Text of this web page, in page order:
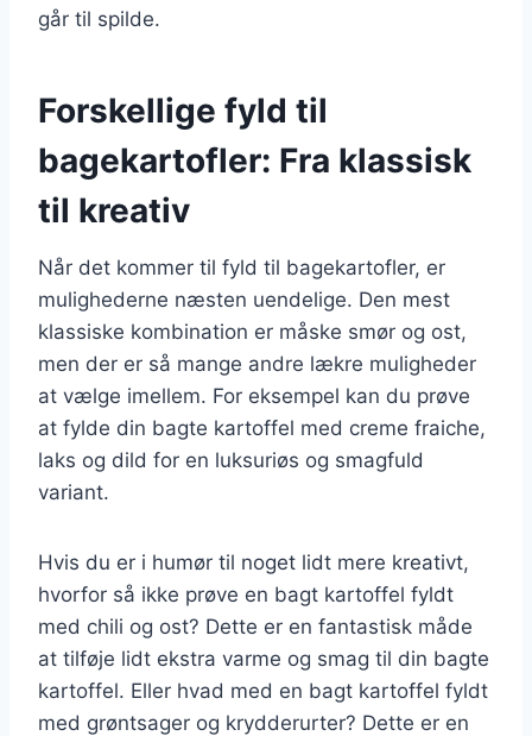
går til spilde.
Forskellige fyld til
bagekartofler: Fra klassisk
til kreativ
Når det kommer til fyld til bagekartofler, er
mulighederne næsten uendelige. Den mest
klassiske kombination er måske smør og ost,
men der er så mange andre lækre muligheder
at vælge imellem. For eksempel kan du prøve
at fylde din bagte kartoffel med creme fraiche,
laks og dild for en luksuriøs og smagfuld
variant.
Hvis du er i humør til noget lidt mere kreativt,
hvorfor så ikke prøve en bagt kartoffel fyldt
med chili og ost? Dette er en fantastisk måde
at tilføje lidt ekstra varme og smag til din bagte
kartoffel. Eller hvad med en bagt kartoffel fyldt
med grøntsager og krydderurter? Dette er en